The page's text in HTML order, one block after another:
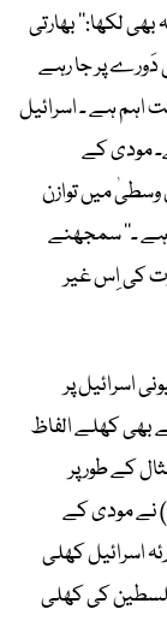
لکھا:’’ بھارتی
اسرائیلی دَورے پر جا رہے
اہم ہے ۔ اسرائیل
مودی کے
میں توازن
ہے ۔‘‘ سمجھنے
کی اِس غیر
اسرائیل پر
بھی کھلے الفاظ
کے طور پر
نے مودی کے
اسرائیل کھلی
کی کھلی